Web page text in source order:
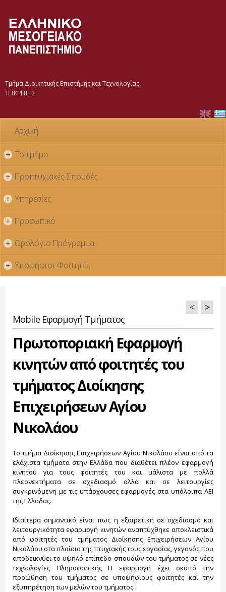
Τμήμα Διοικητικής Επιστήμης και Τεχνολογίας
ΤΕΙ ΚΡΗΤΗΣ
Αρχική
+ Το τμήμα
+ Προπτυχιακές Σπουδές
+ Υπηρεσίες
+ Προσωπικό
+ Ωρολόγιο Πρόγραμμα
+ Υποψήφιοι Φοιτητές
Mobile Εφαρμογή Τμήματος
< >
Πρωτοποριακή Εφαρμογή
κινητών από φοιτητές του
τμήματος Διοίκησης
Επιχειρήσεων Αγίου
Νικολάου
Το τμήμα Διοίκησης Επιχειρήσεων Αγίου Νικολάου είναι από τα
ελάχιστα τμήματα στην Ελλάδα που διαθέτει πλέον εφαρμογή
κινητού για τους φοιτητές του και μάλιστα με πολλά
πλεονεκτήματα σε σχεδιασμό αλλά και σε λειτουργίες
συγκρινόμενη με τις υπάρχουσες εφαρμογές στα υπόλοιπα ΑΕΙ
της Ελλάδας.
Ιδιαίτερα σημαντικό είναι πως η εξαιρετική σε σχεδιασμό και
λειτουργικότητα εφαρμογή κινητών αναπτύχθηκε αποκλειστικά
από φοιτητές του τμήματος Διοίκησης Επιχειρήσεων Αγίου
Νικολάου στα πλαίσια της πτυχιακής τους εργασίας, γεγονός που
αποδεικνύει το υψηλό επίπεδο σπουδών του τμήματος σε νέες
τεχνολογίες Πληροφορικής Η εφαρμογή έχει σκοπό την
προώθηση του τμήματος σε υποψήφιους φοιτητές και την
εξυπηρέτηση των μελών του τμήματος.